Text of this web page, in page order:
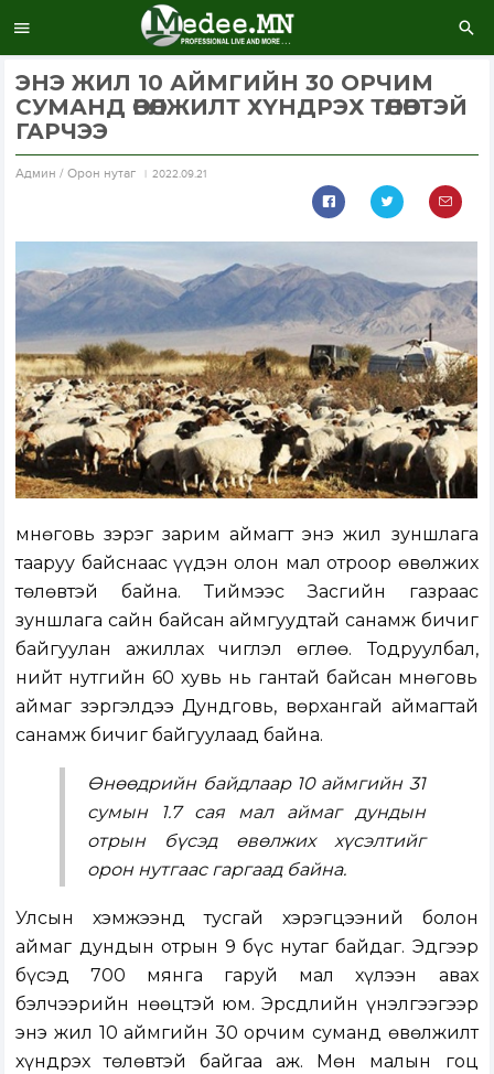
ЭНЭ ЖИЛ 10 АЙМГИЙН 30 ОРЧИМ
СУМАНД ӨВӨЛЖИЛТ ХҮНДРЭХ ТӨЛӨВТЭЙ
ГАРЧЭЭ
Aдмин / Орон нутаг 2022.09.21
Өмнөговь зэрэг зарим аймагт энэ жил зуншлага
тааруу байснаас үүдэн олон мал отроор өвөлжих
төлөвтэй байна. Тиймээс Засгийн газраас
зуншлага сайн байсан аймгуудтай санамж бичиг
байгуулан ажиллах чиглэл өглөө. Тодруулбал,
нийт нутгийн 60 хувь нь гантай байсан Өмнөговь
аймаг зэргэлдээ Дундговь, Өвөрхангай аймагтай
санамж бичиг байгуулаад байна.
Өнөөдрийн байдлаар 10 аймгийн 31
сумын 1.7 сая мал аймаг дундын
отрын бүсэд өвөлжих хүсэлтийг
орон нутгаас гаргаад байна.
Улсын хэмжээнд тусгай хэрэгцээний болон
аймаг дундын отрын 9 бүс нутаг байдаг. Эдгээр
бүсэд 700 мянга гаруй мал хүлээн авах
бэлчээрийн нөөцтэй юм. Эрсдлийн үнэлгээгээр
энэ жил 10 аймгийн 30 орчим суманд өвөлжилт
хүндрэх төлөвтэй байгаа аж. Мөн малын гоц